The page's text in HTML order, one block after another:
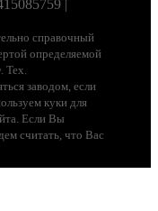
|
справочный
определяемой
заводом, если
куки для
Если Вы
считать, что Вас